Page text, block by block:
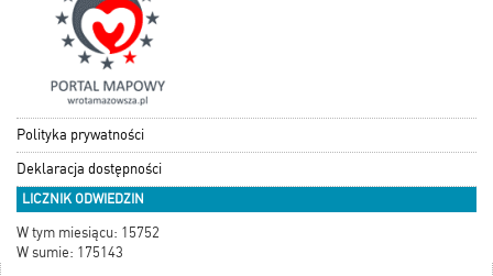
Polityka prywatności
Deklaracja dostępności
LICZNIK ODWIEDZIN
W tym miesiącu: 15752
W sumie: 175143